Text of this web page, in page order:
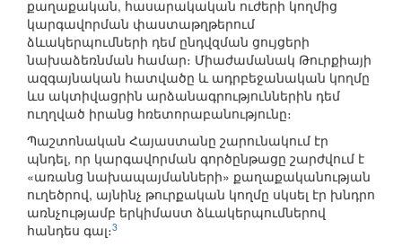
քաղաքական, հասարակական ուժերի կողմից
կարգավորման փաստաթղթերում
ձևակերպումների դեմ ընդվզման ցույցերի
նախաձեռնման համար։ Միաժամանակ Թուրքիայի
ազգայնական հատվածը և ադրբեջանական կողմը
ևս ակտիվացրին արձանագրություններին դեմ
ուղղված իրանց հռետորաբանությունը։
Պաշտոնական Հայաստանը շարունակում էր
պնդել, որ կարգավորման գործընթացը շարժվում է
«առանց նախապայմանների» քաղաքականության
ուղեծրով, այնինչ թուրքական կողմը սկսել էր խնդրո
առնչությամբ երկիմաստ ձևակերպումներով
հանդես գալ։3